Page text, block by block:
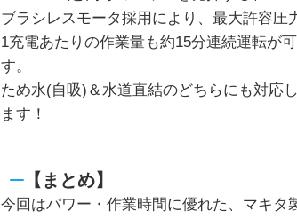
ブラシレスモータ採用により、最大許容圧
1充電あたりの作業量も約15分連続運転が
す。
ため水(自吸)＆水道直結のどちらにも対応
ます！
【まとめ】
今回はパワー・作業時間に優れた、マキタ